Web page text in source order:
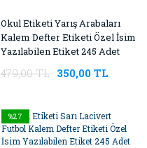
Okul Etiketi Yarış Arabaları
Kalem Defter Etiketi Özel İsim
Yazılabilen Etiket 245 Adet
479,00 TL 350,00 TL
%27